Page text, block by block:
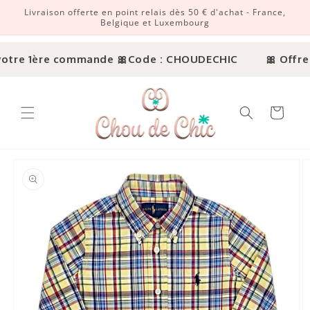
et passer au contenu
Livraison offerte en point relais dès 50 € d'achat - France,
Belgique et Luxembourg
1ère commande 🎀 Code : CHOUDECHIC 🎀 Offre
Panier
informations produits